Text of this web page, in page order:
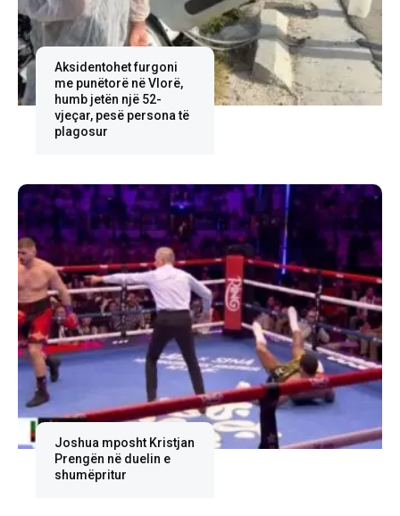
Aksidentohet furgoni
me punëtorë në Vlorë,
humb jetën një 52-
vjeçar, pesë persona të
plagosur
Joshua mposht Kristjan
Prengën në duelin e
shumëpritur